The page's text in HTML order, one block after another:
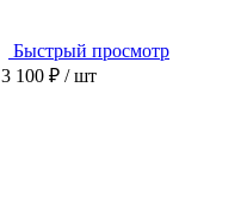
Быстрый просмотр
3 100 ₽ / шт